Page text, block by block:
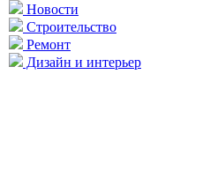
Новости
Строительство
Ремонт
Дизайн и интерьер